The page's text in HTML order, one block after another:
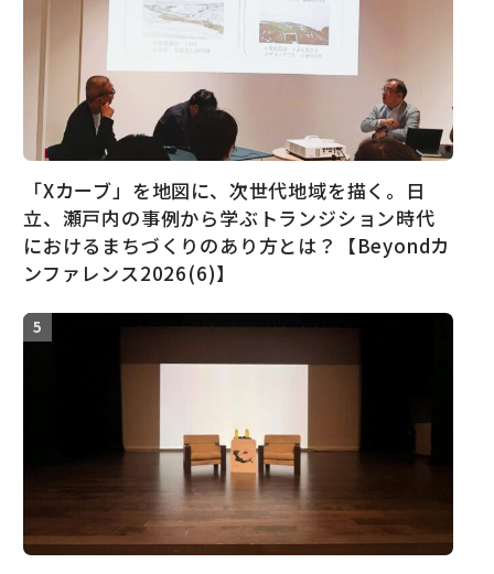
「Xカーブ」を地図に、次世代地域を描く。日
立、瀬戸内の事例から学ぶトランジション時代
におけるまちづくりのあり方とは？【Beyondカ
ンファレンス2026(6)】